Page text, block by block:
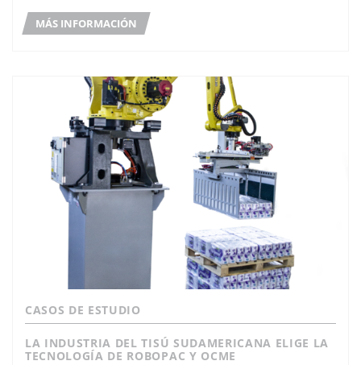
MÁS INFORMACIÓN
CASOS DE ESTUDIO
LA INDUSTRIA DEL TISÚ SUDAMERICANA ELIGE LA
TECNOLOGÍA DE ROBOPAC Y OCME